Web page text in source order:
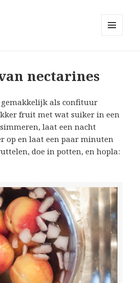
nectarines
als confituur
fruit met wat suiker in een
laat een nacht
op en laat een paar minuten
doe in potten, en hopla: